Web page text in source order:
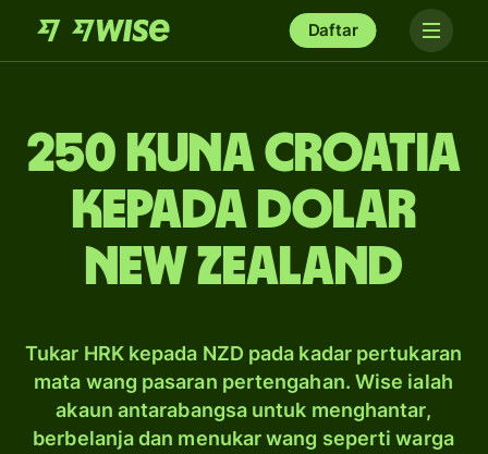
Daftar
250 kuna Croatia
kepada dolar
New Zealand
Tukar HRK kepada NZD pada kadar pertukaran
mata wang pasaran pertengahan. Wise ialah
akaun antarabangsa untuk menghantar,
berbelanja dan menukar wang seperti warga